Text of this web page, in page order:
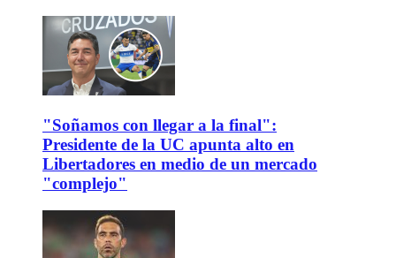
"Soñamos con llegar a la final":
Presidente de la UC apunta alto en
Libertadores en medio de un mercado
"complejo"